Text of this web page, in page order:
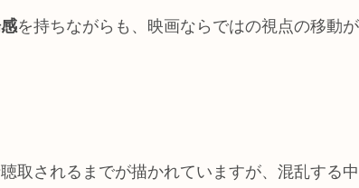
を持ちながらも、映画ならではの視点の移動
取されるまでが描かれていますが、混乱する